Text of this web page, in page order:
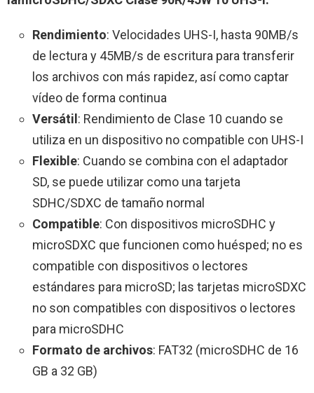
Rendimiento: Velocidades UHS-I, hasta 90MB/s
de lectura y 45MB/s de escritura para transferir
los archivos con más rapidez, así como captar
vídeo de forma continua
Versátil: Rendimiento de Clase 10 cuando se
utiliza en un dispositivo no compatible con UHS-I
Flexible: Cuando se combina con el adaptador
SD, se puede utilizar como una tarjeta
SDHC/SDXC de tamaño normal
Compatible: Con dispositivos microSDHC y
microSDXC que funcionen como huésped; no es
compatible con dispositivos o lectores
estándares para microSD; las tarjetas microSDXC
no son compatibles con dispositivos o lectores
para microSDHC
Formato de archivos: FAT32 (microSDHC de 16
GB a 32 GB)